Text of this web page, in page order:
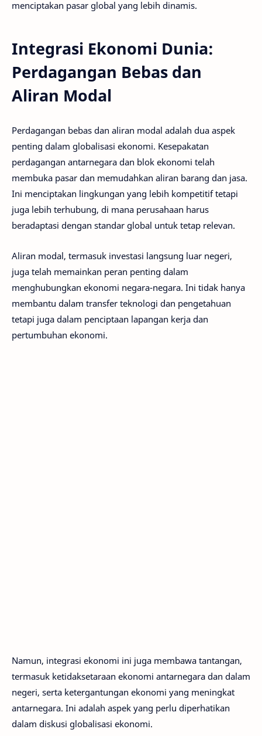
menciptakan pasar global yang lebih dinamis.
Integrasi Ekonomi Dunia:
Perdagangan Bebas dan
Aliran Modal
Perdagangan bebas dan aliran modal adalah dua aspek
penting dalam globalisasi ekonomi. Kesepakatan
perdagangan antarnegara dan blok ekonomi telah
membuka pasar dan memudahkan aliran barang dan jasa.
Ini menciptakan lingkungan yang lebih kompetitif tetapi
juga lebih terhubung, di mana perusahaan harus
beradaptasi dengan standar global untuk tetap relevan.
Aliran modal, termasuk investasi langsung luar negeri,
juga telah memainkan peran penting dalam
menghubungkan ekonomi negara-negara. Ini tidak hanya
membantu dalam transfer teknologi dan pengetahuan
tetapi juga dalam penciptaan lapangan kerja dan
pertumbuhan ekonomi.
Namun, integrasi ekonomi ini juga membawa tantangan,
termasuk ketidaksetaraan ekonomi antarnegara dan dalam
negeri, serta ketergantungan ekonomi yang meningkat
antarnegara. Ini adalah aspek yang perlu diperhatikan
dalam diskusi globalisasi ekonomi.